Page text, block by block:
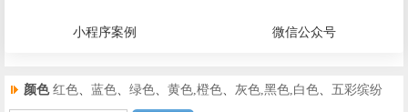
小程序案例 微信公众号
颜色 红色 蓝色 绿色 黄色,橙色 灰色,黑色,白色 五彩缤纷